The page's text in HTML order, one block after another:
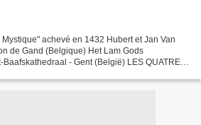
achevé en 1432 Hubert et Jan Van
de Gand (Belgique) Het Lam Gods
- Gent (België) LES QUATRE